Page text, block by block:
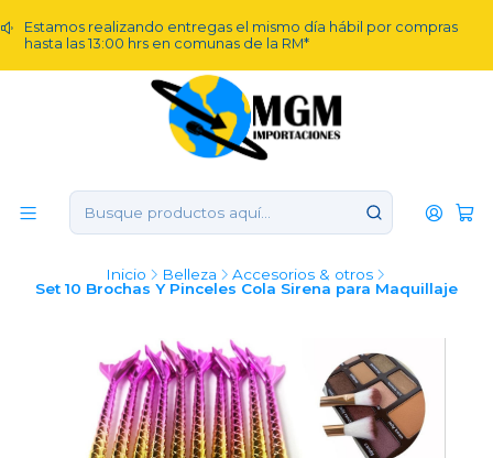
Estamos realizando entregas el mismo día hábil por compras
hasta las 13:00 hrs en comunas de la RM*
Inicio Belleza
Accesorios & otros
Set 10 Brochas Y Pinceles Cola Sirena para Maquillaje